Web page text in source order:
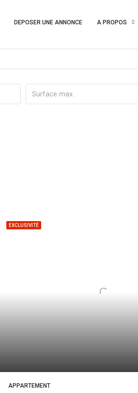
DEPOSER UNE ANNONCE A PROPOS
EXCLUSIVITÉ
APPARTEMENT